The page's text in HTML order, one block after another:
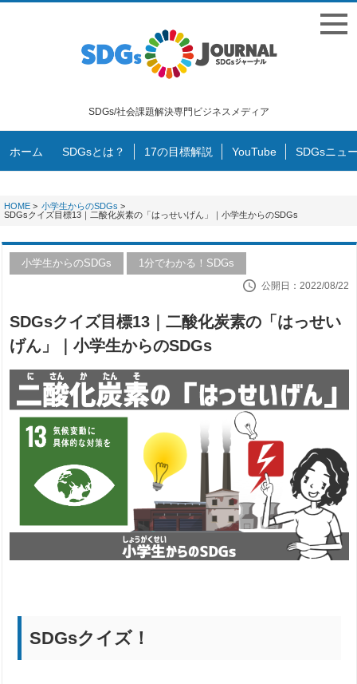
SDGs/社会課題解決専門ビジネスメディア
ホーム SDGsとは？ 17の目標解説 YouTube SDGsニュ
HOME > 小学生からのSDGs >
SDGsクイズ目標13｜二酸化炭素の「はっせいげん」｜小学生からのSDGs
小学生からのSDGs 1分でわかる！SDGs
公開日：2022/08/22
SDGsクイズ目標13｜二酸化炭素の「はっせい
げん」｜小学生からのSDGs
SDGsクイズ！